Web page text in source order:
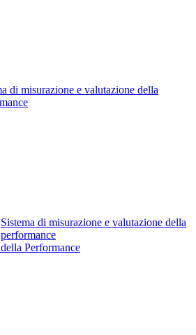
di misurazione e valutazione della
Sistema di misurazione e valutazione della
performance
Performance